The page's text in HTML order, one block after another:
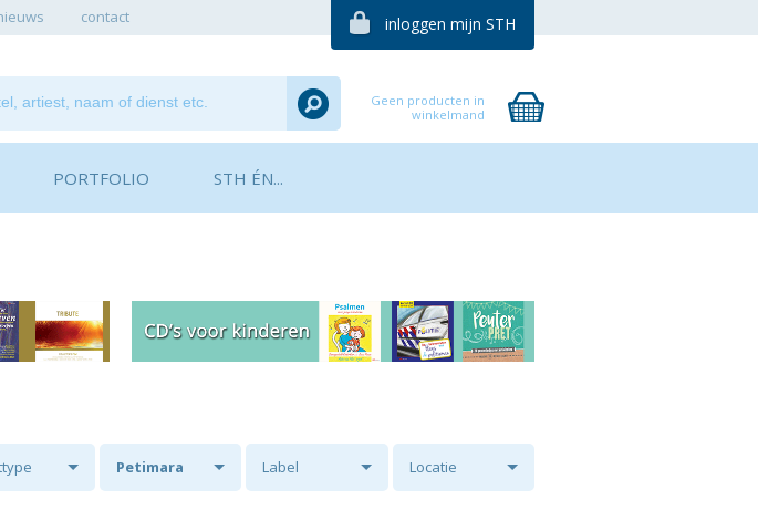
contact inloggen mijn STH
Geen producten in
winkelmand
PORTFOLIO STH ÉN...
Petimara Label Locatie